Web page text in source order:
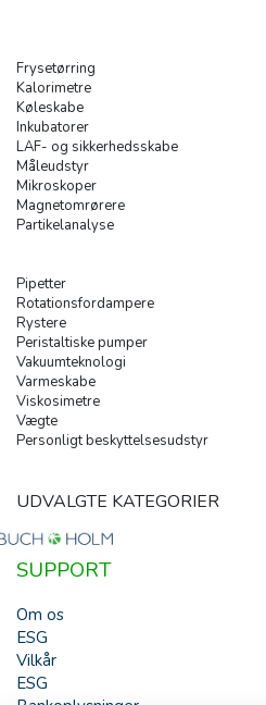
Frysetørring
Kalorimetre
Køleskabe
Inkubatorer
LAF- og sikkerhedsskabe
Måleudstyr
Mikroskoper
Magnetomrørere
Partikelanalyse
Pipetter
Rotationsfordampere
Rystere
Peristaltiske pumper
Vakuumteknologi
Varmeskabe
Viskosimetre
Vægte
Personligt beskyttelsesudstyr
UDVALGTE KATEGORIER
SUPPORT
Om os
ESG
Vilkår
ESG